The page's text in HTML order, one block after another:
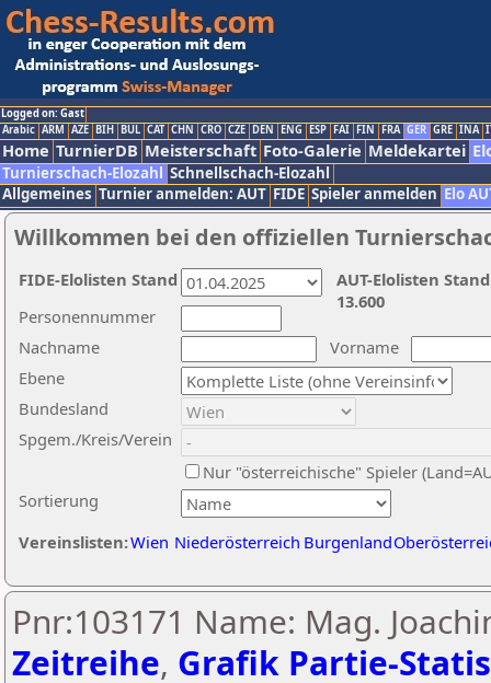
Logged on: Gast
Arabic ARM AZE BIH BUL CAT CHN CRO CZE DEN ENG ESP FAI FIN FRA GER GRE INA
Home TurnierDB Meisterschaft Foto-Galerie Meldekartei
Turnierschach-Elozahl Schnellschach-Elozahl
Allgemeines Turnier anmelden: AUT FIDE Spieler anmelden Elo
Willkommen bei den offiziellen
Nachname
Vorname
Ebene
Sortierung
Personennummer
Bundesland
Spgem./Kreis/Verein
Nur "österreichische" Spieler
Vereinslisten:Wien Niederösterreich Burgenland
AUT-Elolisten
13.600
FIDE-Elolisten Stand
Pnr:103171 Name: Mag.
Zeitreihe, Grafik Partie-